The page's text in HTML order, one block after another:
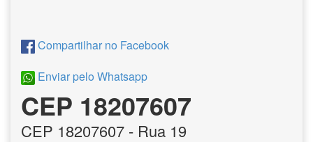
Compartilhar no Facebook
Enviar pelo Whatsapp
CEP 18207607
CEP 18207607 - Rua 19